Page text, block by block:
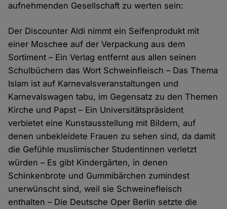
aufnehmenden Gesellschaft zu werten sein:
Der Discounter Aldi nimmt ein Seifenprodukt mit
einer Moschee auf der Verpackung aus dem
Sortiment – Ein Verlag entfernt aus allen seinen
Schulbüchern das Wort Schweinfleisch – Das Thema
Islam ist auf Karnevalsveranstaltungen und
Karnevalswagen tabu, im Gegensatz zu den Themen
Kirche und Papst – Ein Universitätspräsident
verbietet eine Kunstausstellung mit Bildern, auf
denen unbekleidete Frauen zu sehen sind, da damit
die Gefühle muslimischer Studentinnen verletzt
würden – Es gibt Kindergärten, in denen
Schinkenbrote und Gummibärchen zumindest
unerwünscht sind, weil sie Schweinefleisch
enthalten – Die Deutsche Oper Berlin setzte die